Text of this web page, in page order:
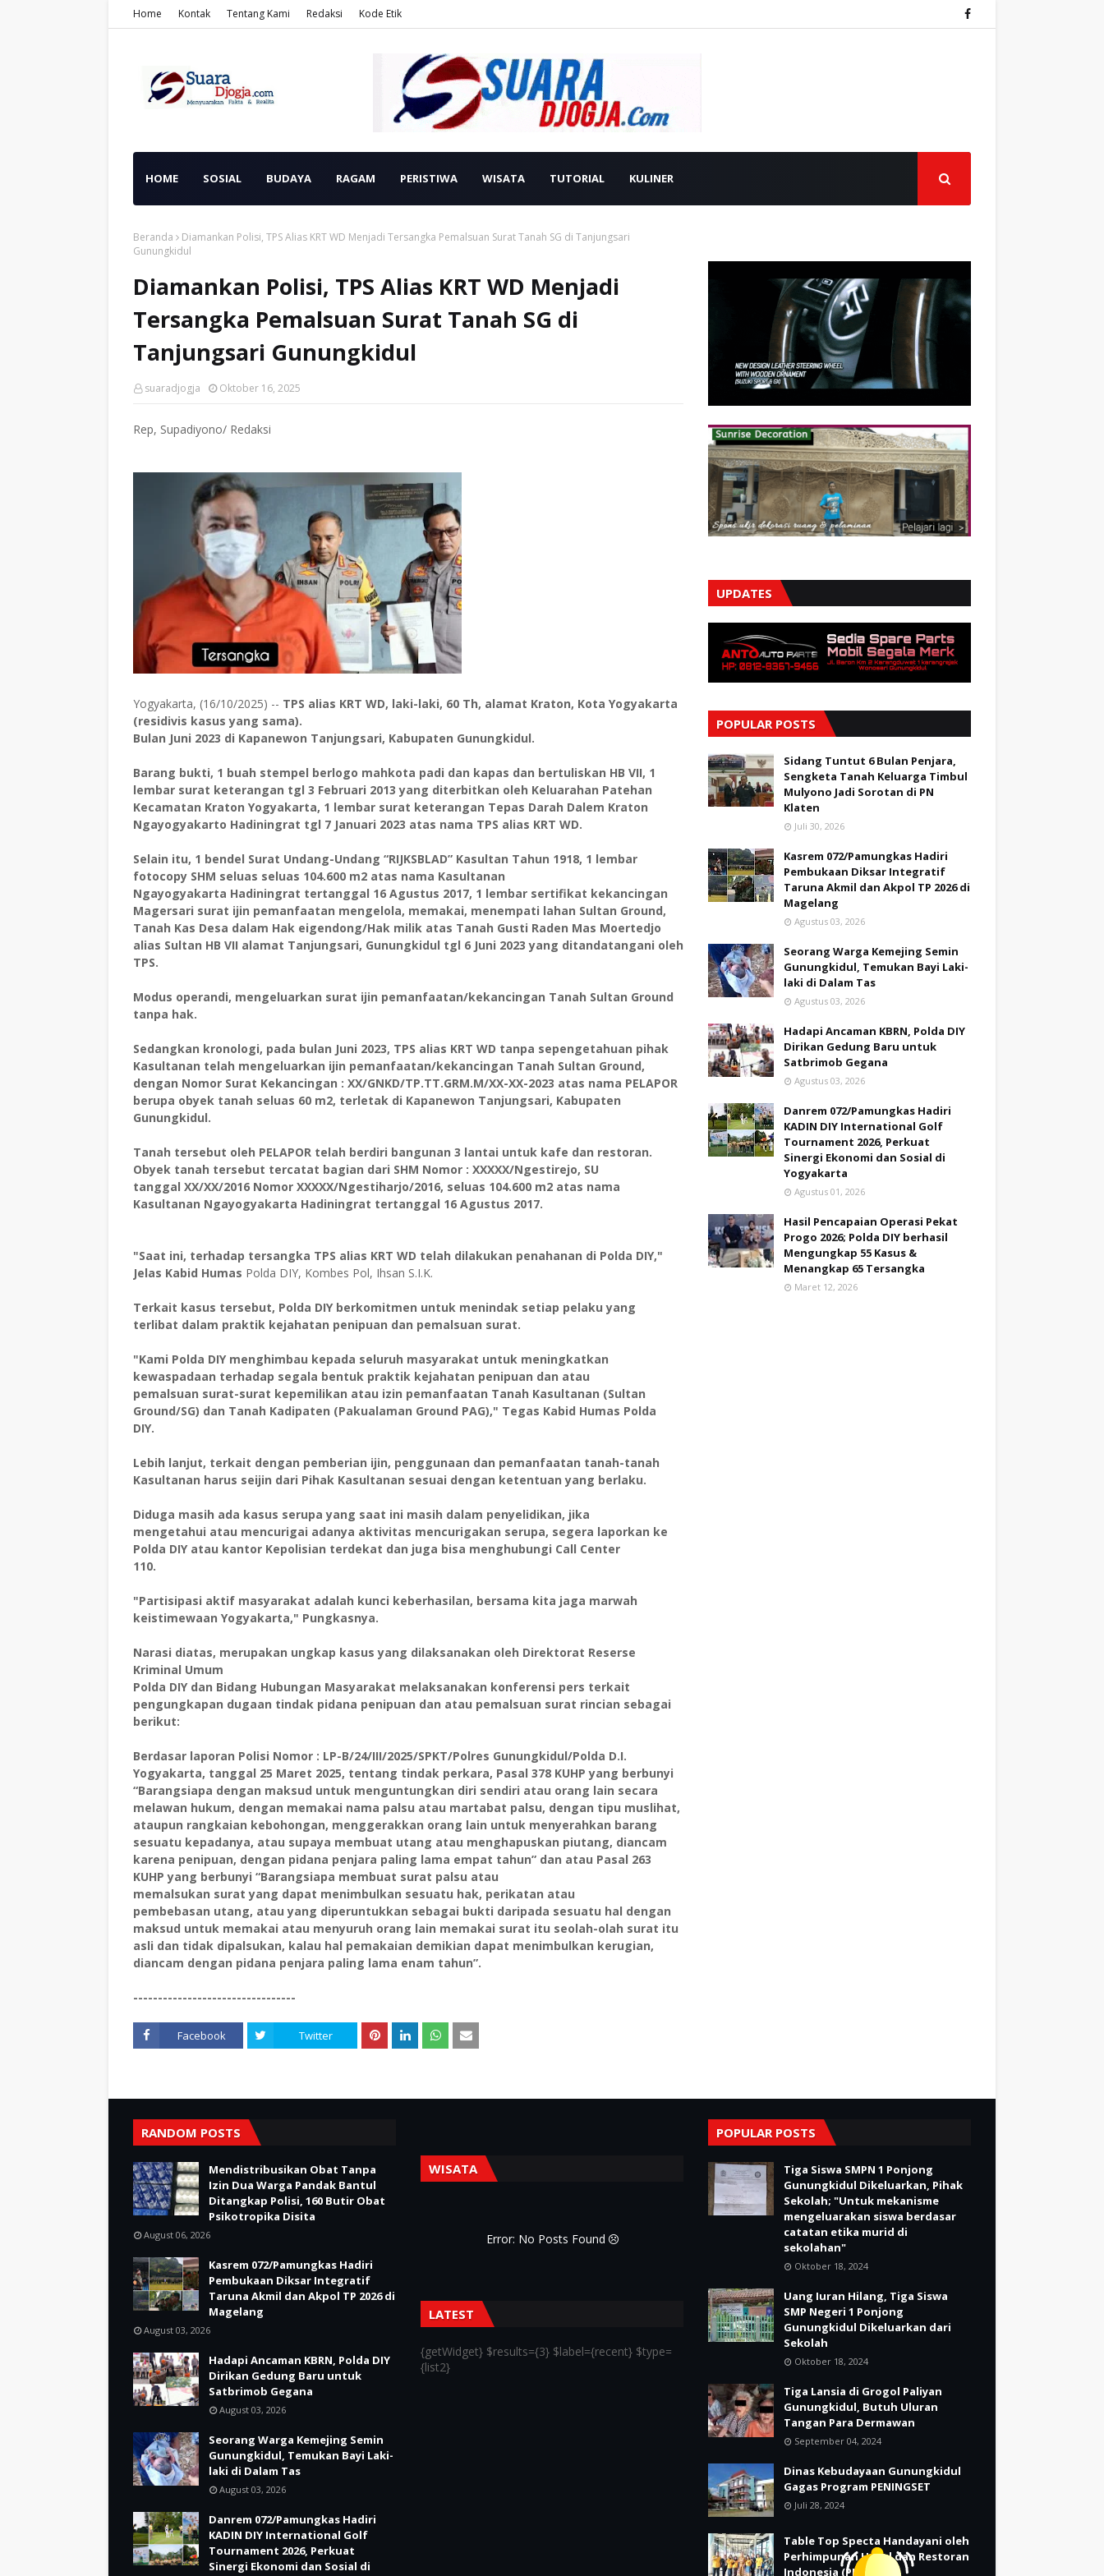
Home Kontak Tentang Kami Redaksi Kode Etik
HOME SOSIAL BUDAYA RAGAM PERISTIWA WISATA TUTORIAL KULINER
Beranda
Diamankan Polisi, TPS Alias KRT WD Menjadi Tersangka Pemalsuan Surat Tanah SG di Tanjungsari
Gunungkidul
Diamankan Polisi, TPS Alias KRT WD Menjadi
Tersangka Pemalsuan Surat Tanah SG di
Tanjungsari Gunungkidul
suaradjogja Oktober 16, 2025
Rep, Supadiyono/ Redaksi
Yogyakarta, (16/10/2025) -- TPS alias KRT WD, laki-laki, 60 Th, alamat Kraton, Kota Yogyakarta
(residivis kasus yang sama).
Bulan Juni 2023 di Kapanewon Tanjungsari, Kabupaten Gunungkidul.
Barang bukti, 1 buah stempel berlogo mahkota padi dan kapas dan bertuliskan HB VII, 1
lembar surat keterangan tgl 3 Februari 2013 yang diterbitkan oleh Keluarahan Patehan
Kecamatan Kraton Yogyakarta, 1 lembar surat keterangan Tepas Darah Dalem Kraton
Ngayogyakarto Hadiningrat tgl 7 Januari 2023 atas nama TPS alias KRT WD.
Selain itu, 1 bendel Surat Undang-Undang “RIJKSBLAD” Kasultan Tahun 1918, 1 lembar
fotocopy SHM seluas seluas 104.600 m2 atas nama Kasultanan
Ngayogyakarta Hadiningrat tertanggal 16 Agustus 2017, 1 lembar sertifikat kekancingan
Magersari surat ijin pemanfaatan mengelola, memakai, menempati lahan Sultan Ground,
Tanah Kas Desa dalam Hak eigendong/Hak milik atas Tanah Gusti Raden Mas Moertedjo
alias Sultan HB VII alamat Tanjungsari, Gunungkidul tgl 6 Juni 2023 yang ditandatangani oleh
TPS.
Modus operandi, mengeluarkan surat ijin pemanfaatan/kekancingan Tanah Sultan Ground
tanpa hak.
Sedangkan kronologi, pada bulan Juni 2023, TPS alias KRT WD tanpa sepengetahuan pihak
Kasultanan telah mengeluarkan ijin pemanfaatan/kekancingan Tanah Sultan Ground,
dengan Nomor Surat Kekancingan : XX/GNKD/TP.TT.GRM.M/XX-XX-2023 atas nama PELAPOR
berupa obyek tanah seluas 60 m2, terletak di Kapanewon Tanjungsari, Kabupaten
Gunungkidul.
Tanah tersebut oleh PELAPOR telah berdiri bangunan 3 lantai untuk kafe dan restoran.
Obyek tanah tersebut tercatat bagian dari SHM Nomor : XXXXX/Ngestirejo, SU
tanggal XX/XX/2016 Nomor XXXXX/Ngestiharjo/2016, seluas 104.600 m2 atas nama
Kasultanan Ngayogyakarta Hadiningrat tertanggal 16 Agustus 2017.
"Saat ini, terhadap tersangka TPS alias KRT WD telah dilakukan penahanan di Polda DIY,"
Jelas Kabid Humas Polda DIY, Kombes Pol, Ihsan S.I.K.
Terkait kasus tersebut, Polda DIY berkomitmen untuk menindak setiap pelaku yang
terlibat dalam praktik kejahatan penipuan dan pemalsuan surat.
"Kami Polda DIY menghimbau kepada seluruh masyarakat untuk meningkatkan
kewaspadaan terhadap segala bentuk praktik kejahatan penipuan dan atau
pemalsuan surat-surat kepemilikan atau izin pemanfaatan Tanah Kasultanan (Sultan
Ground/SG) dan Tanah Kadipaten (Pakualaman Ground PAG)," Tegas Kabid Humas Polda
DIY.
Lebih lanjut, terkait dengan pemberian ijin, penggunaan dan pemanfaatan tanah-tanah
Kasultanan harus seijin dari Pihak Kasultanan sesuai dengan ketentuan yang berlaku.
Diduga masih ada kasus serupa yang saat ini masih dalam penyelidikan, jika
mengetahui atau mencurigai adanya aktivitas mencurigakan serupa, segera laporkan ke
Polda DIY atau kantor Kepolisian terdekat dan juga bisa menghubungi Call Center
110.
"Partisipasi aktif masyarakat adalah kunci keberhasilan, bersama kita jaga marwah
keistimewaan Yogyakarta," Pungkasnya.
Narasi diatas, merupakan ungkap kasus yang dilaksanakan oleh Direktorat Reserse
Kriminal Umum
Polda DIY dan Bidang Hubungan Masyarakat melaksanakan konferensi pers terkait
pengungkapan dugaan tindak pidana penipuan dan atau pemalsuan surat rincian sebagai
berikut:
Berdasar laporan Polisi Nomor : LP-B/24/III/2025/SPKT/Polres Gunungkidul/Polda D.I.
Yogyakarta, tanggal 25 Maret 2025, tentang tindak perkara, Pasal 378 KUHP yang berbunyi
“Barangsiapa dengan maksud untuk menguntungkan diri sendiri atau orang lain secara
melawan hukum, dengan memakai nama palsu atau martabat palsu, dengan tipu muslihat,
ataupun rangkaian kebohongan, menggerakkan orang lain untuk menyerahkan barang
sesuatu kepadanya, atau supaya membuat utang atau menghapuskan piutang, diancam
karena penipuan, dengan pidana penjara paling lama empat tahun” dan atau Pasal 263
KUHP yang berbunyi “Barangsiapa membuat surat palsu atau
memalsukan surat yang dapat menimbulkan sesuatu hak, perikatan atau
pembebasan utang, atau yang diperuntukkan sebagai bukti daripada sesuatu hal dengan
maksud untuk memakai atau menyuruh orang lain memakai surat itu seolah-olah surat itu
asli dan tidak dipalsukan, kalau hal pemakaian demikian dapat menimbulkan kerugian,
diancam dengan pidana penjara paling lama enam tahun”.
---------------------------------
Facebook Twitter
UPDATES
POPULAR POSTS
Sidang Tuntut 6 Bulan Penjara,
Sengketa Tanah Keluarga Timbul
Mulyono Jadi Sorotan di PN
Klaten
Juli 30, 2026
Kasrem 072/Pamungkas Hadiri
Pembukaan Diksar Integratif
Taruna Akmil dan Akpol TP 2026 di
Magelang
Agustus 03, 2026
Seorang Warga Kemejing Semin
Gunungkidul, Temukan Bayi Laki-
laki di Dalam Tas
Agustus 03, 2026
Hadapi Ancaman KBRN, Polda DIY
Dirikan Gedung Baru untuk
Satbrimob Gegana
Agustus 03, 2026
Danrem 072/Pamungkas Hadiri
KADIN DIY International Golf
Tournament 2026, Perkuat
Sinergi Ekonomi dan Sosial di
Yogyakarta
Agustus 01, 2026
Hasil Pencapaian Operasi Pekat
Progo 2026; Polda DIY berhasil
Mengungkap 55 Kasus &
Menangkap 65 Tersangka
Maret 12, 2026
RANDOM POSTS
Mendistribusikan Obat Tanpa
Izin Dua Warga Pandak Bantul
Ditangkap Polisi, 160 Butir Obat
Psikotropika Disita
August 06, 2026
Kasrem 072/Pamungkas Hadiri
Pembukaan Diksar Integratif
Taruna Akmil dan Akpol TP 2026 di
Magelang
August 03, 2026
Hadapi Ancaman KBRN, Polda DIY
Dirikan Gedung Baru untuk
Satbrimob Gegana
August 03, 2026
Seorang Warga Kemejing Semin
Gunungkidul, Temukan Bayi Laki-
laki di Dalam Tas
August 03, 2026
Danrem 072/Pamungkas Hadiri
KADIN DIY International Golf
Tournament 2026, Perkuat
Sinergi Ekonomi dan Sosial di
WISATA
Error: No Posts Found
LATEST
{getWidget} $results={3} $label={recent} $type=
{list2}
POPULAR POSTS
Tiga Siswa SMPN 1 Ponjong
Gunungkidul Dikeluarkan, Pihak
Sekolah; "Untuk mekanisme
mengeluarakan siswa berdasar
catatan etika murid di
sekolahan"
Oktober 18, 2024
Uang Iuran Hilang, Tiga Siswa
SMP Negeri 1 Ponjong
Gunungkidul Dikeluarkan dari
Sekolah
Oktober 18, 2024
Tiga Lansia di Grogol Paliyan
Gunungkidul, Butuh Uluran
Tangan Para Dermawan
September 04, 2024
Dinas Kebudayaan Gunungkidul
Gagas Program PENINGSET
Juli 28, 2024
Table Top Specta Handayani oleh
Perhimpunan Hotel dan Restoran
Indonesia (PHRI)